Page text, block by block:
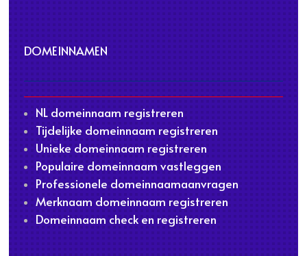
DOMEINNAMEN
NL domeinnaam registreren
Tijdelijke domeinnaam registreren
Unieke domeinnaam registreren
Populaire domeinnaam vastleggen
Professionele domeinnaamaanvragen
Merknaam domeinnaam registreren
Domeinnaam check en registreren